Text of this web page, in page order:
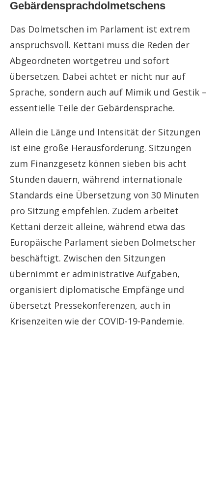
Gebärdensprachdolmetschens
Das Dolmetschen im Parlament ist extrem
anspruchsvoll. Kettani muss die Reden der
Abgeordneten wortgetreu und sofort
übersetzen. Dabei achtet er nicht nur auf
Sprache, sondern auch auf Mimik und Gestik –
essentielle Teile der Gebärdensprache.
Allein die Länge und Intensität der Sitzungen
ist eine große Herausforderung. Sitzungen
zum Finanzgesetz können sieben bis acht
Stunden dauern, während internationale
Standards eine Übersetzung von 30 Minuten
pro Sitzung empfehlen. Zudem arbeitet
Kettani derzeit alleine, während etwa das
Europäische Parlament sieben Dolmetscher
beschäftigt. Zwischen den Sitzungen
übernimmt er administrative Aufgaben,
organisiert diplomatische Empfänge und
übersetzt Pressekonferenzen, auch in
Krisenzeiten wie der COVID-19-Pandemie.